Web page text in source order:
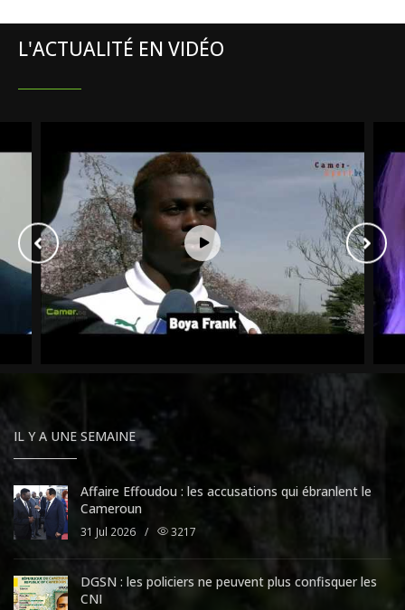
L'ACTUALITÉ EN VIDÉO
IL Y A UNE SEMAINE
Affaire Effoudou : les accusations qui ébranlent le
Cameroun
31 Jul 2026 / 3217
DGSN : les policiers ne peuvent plus confisquer les
CNI